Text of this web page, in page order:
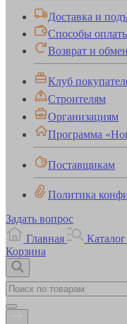
Доставка и
Способы
Возврат и обмен
Клуб
Строителям
Организациям
Программа
Поставщикам
Политика
Задать вопрос
Главная
Каталог
Корзина